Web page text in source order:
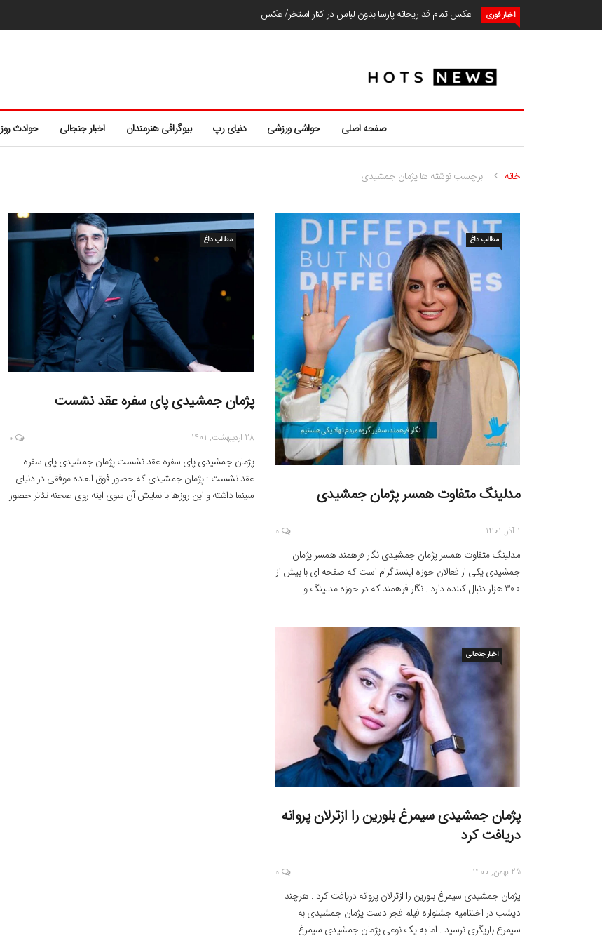
اخبار فوری عکس تمام قد ریحانه پارسا بدون لباس در کنار استخر/ عکس
صفحه اصلی حواشی ورزشی دنیای رپ بیوگرافی هنرمندان اخبار جنجالی حوادث روز
خانه برچسب نوشته ها پژمان جمشیدی
مطالب داغ
مدلینگ متفاوت همسر پژمان جمشیدی
1 آذر, 1401 0
مدلینگ متفاوت همسر پژمان جمشیدی نگار فرهمند همسر پژمان
جمشیدی یکی از فعالان حوزه اینستاگرام است که صفحه ای با بیش از
300 هزار دنبال کننده دارد . نگار فرهمند که در حوزه مدلینگ و
مطالب داغ
پژمان جمشیدی پای سفره عقد نشست
28 اردیبهشت, 1401 0
پژمان جمشیدی پای سفره عقد نشست پژمان جمشیدی پای سفره
عقد نشست : پژمان جمشیدی که حضور فوق العاده موفقی در دنیای
سینما داشته و این روزها با نمایش آن سوی اینه روی صحنه تئاتر حضور
اخبار جنجالی
پژمان جمشیدی سیمرغ بلورین را ازترلان پروانه
دریافت کرد
25 بهمن, 1400 0
پژمان جمشیدی سیمرغ بلورین را ازترلان پروانه دریافت کرد . هرچند
دیشب در اختتامیه جشنواره فیلم فجر دست پژمان جمشیدی به
سیمرغ بازیگری نرسید . اما به یک نوعی پژمان جمشیدی سیمرغ